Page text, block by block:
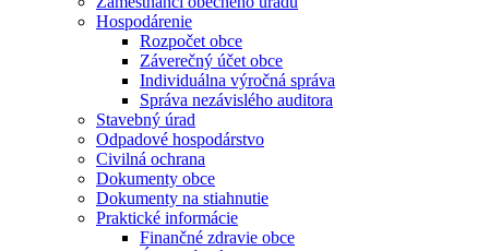
Hospodárenie
Rozpočet obce
Záverečný účet obce
Individuálna výročná správa
Správa nezávislého auditora
Stavebný úrad
Odpadové hospodárstvo
Civilná ochrana
Dokumenty obce
Dokumenty na stiahnutie
Praktické informácie
Finančné zdravie obce